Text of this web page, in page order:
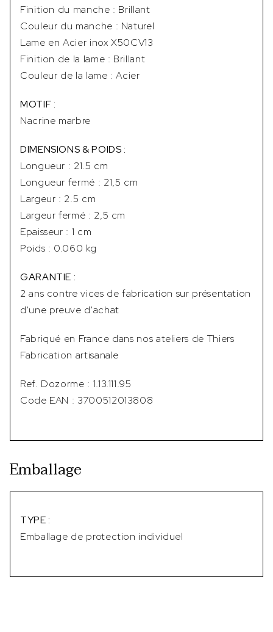
Finition du manche : Brillant
Couleur du manche : Naturel
Lame en Acier inox X50CV13
Finition de la lame : Brillant
Couleur de la lame : Acier
MOTIF :
Nacrine marbre
DIMENSIONS & POIDS :
Longueur : 21.5 cm
Longueur fermé : 21,5 cm
Largeur : 2.5 cm
Largeur fermé : 2,5 cm
Epaisseur : 1 cm
Poids : 0.060 kg
GARANTIE :
2 ans contre vices de fabrication sur présentation
d'une preuve d'achat
Fabriqué en France dans nos ateliers de Thiers
Fabrication artisanale
Ref. Dozorme : 1.13.111.95
Code EAN : 3700512013808
Emballage
TYPE :
Emballage de protection individuel